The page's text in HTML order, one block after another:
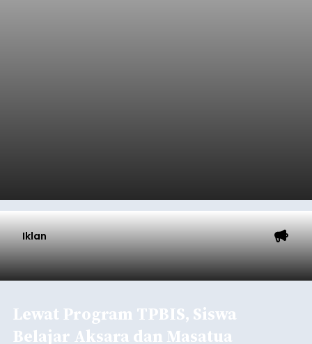
Iklan
Lewat Program TPBIS, Siswa
Belajar Aksara dan Masatua